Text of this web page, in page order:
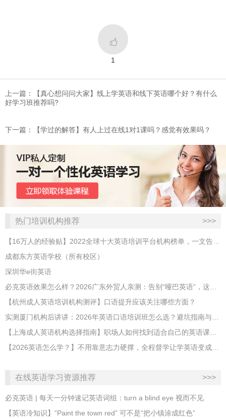

1
上一篇：【真心想问问大家】线上学英语和线下英语哪个好？有什么
好学习班推荐吗?
下一篇：【学过的解答】有人上过在线1对1课吗？感觉有效果吗？
热门培训机构推荐 >>>
【16万人的经验贴】2022全球十大英语培训平台机构榜单，一文告诉你
成都东方英语学校（所有校区）
深圳华e街英语
必克英语效果怎么样？2026广东外贸人亲测：告别“哑巴英语”，这才是成年人最高效的自救指南！
【杭州成人英语培训机构测评】口语提升应该关注哪些方面？
实测厦门机构后讲讲：2026年英语口语培训班怎么选？避坑指南与高效学习新范式
【上海成人英语机构选择指南】职场人如何找到适合自己的英语课程？
【2026英语怎么学？】不用靠意志力硬撑，全程督学让学英语变成日常习惯
在线英语学习资源推荐 >>>
必克英语 | 每天一分钟速记英语词组：turn a blind eye 视而不见
​【英语冷知识】“Paint the town red” 可不是“把小镇涂成红色”